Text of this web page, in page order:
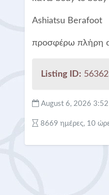
Ashiatsu Berafoot
προσφέρω πλήρη
Listing ID:
August 6, 2026 3:52
8669 ημέρες, 10